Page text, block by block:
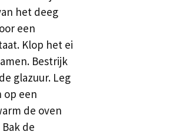
het deeg
een
Klop het ei
Bestrijk
glazuur. Leg
op een
de oven
Bak de